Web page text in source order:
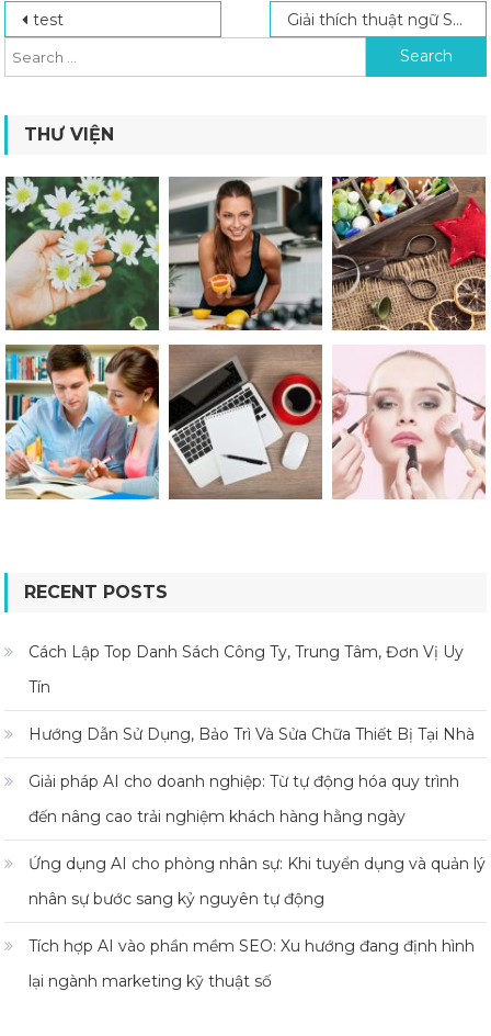
Post navigation
test Giải thích thuật ngữ SEO, logistics, giáo dục, kỹ thuật dễ hiểu
Search for:
THƯ VIỆN
RECENT POSTS
Cách Lập Top Danh Sách Công Ty, Trung Tâm, Đơn Vị Uy
Tín
Hướng Dẫn Sử Dụng, Bảo Trì Và Sửa Chữa Thiết Bị Tại Nhà
Giải pháp AI cho doanh nghiệp: Từ tự động hóa quy trình
đến nâng cao trải nghiệm khách hàng hằng ngày
Ứng dụng AI cho phòng nhân sự: Khi tuyển dụng và quản lý
nhân sự bước sang kỷ nguyên tự động
Tích hợp AI vào phần mềm SEO: Xu hướng đang định hình
lại ngành marketing kỹ thuật số